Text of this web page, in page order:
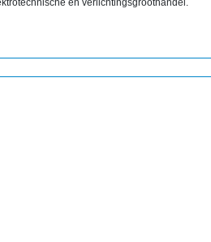
en verlichtingsgroothandel.